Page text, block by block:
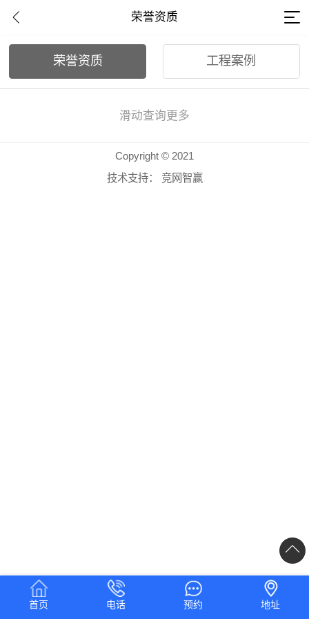
荣誉资质
荣誉资质 工程案例
滑动查询更多
首页 电话 预约 地址
Copyright © 2021
技术支持：
竞网智赢